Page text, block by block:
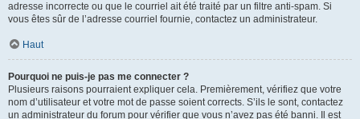
adresse incorrecte ou que le courriel ait été traité par un filtre anti-spam. Si
vous êtes sûr de l’adresse courriel fournie, contactez un administrateur.
Haut
Pourquoi ne puis-je pas me connecter ?
Plusieurs raisons pourraient expliquer cela. Premièrement, vérifiez que votre
nom d’utilisateur et votre mot de passe soient corrects. S’ils le sont, contactez
un administrateur du forum pour vérifier que vous n’avez pas été banni. Il est